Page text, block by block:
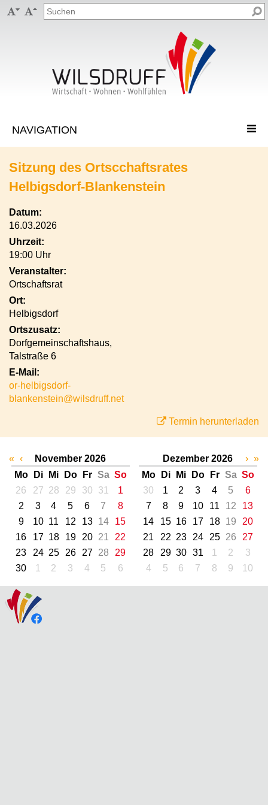
 
Sitzung des Ortscchaftsrates
Helbigsdorf-Blankenstein
Datum:
16.03.2026
Uhrzeit:
19:00 Uhr
Veranstalter:
Ortschaftsrat
Ort:
Helbigsdorf
Ortszusatz:
Dorfgemeinschaftshaus,
Talstraße 6
E-Mail:
or-helbigsdorf-
blankenstein@wilsdruff.net
Termin herunterladen
« ‹
November 2026
Mo
Di Mi Do Fr Sa So
26
27 28 29 30 31
1
2
3 4 5 6 7
8
9
10 11 12 13 14
15
16
17 18 19 20 21
22
23
24 25 26 27 28
29
30
1 2 3 4 5 6
Dezember 2026
Mo
Di Mi Do Fr Sa So
30
1 2 3 4 5
6
7
8 9 10 11 12
13
14
15 16 17 18 19
20
21
22 23 24 25 26
27
28
29 30 31 1 2
3
4
5 6 7 8 9 10
› »